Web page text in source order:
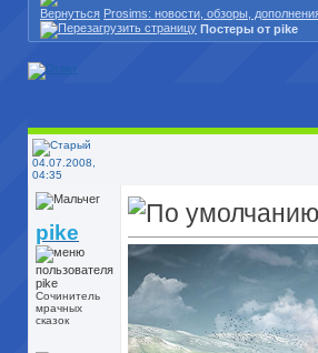
Prosims: новости, обзоры,
Постеры от pike
04.07.2008,
04:35
pike
Сочинитель
мрачных
сказок